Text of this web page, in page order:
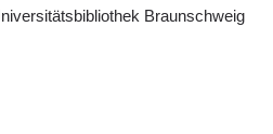
Braunschweig